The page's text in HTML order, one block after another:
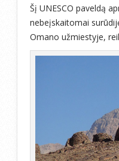
Šį UNESCO paveldą
nebeįskaitomai
Omano užmiestyje,